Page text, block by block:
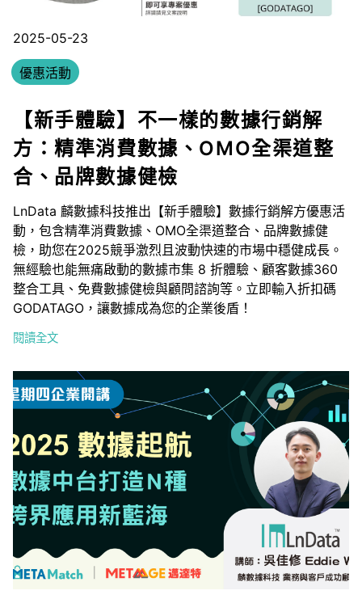
2025-05-23
優惠活動
【新手體驗】不一樣的數據行銷解
方：精準消費數據、OMO全渠道整
合、品牌數據健檢
LnData 麟數據科技推出【新手體驗】數據行銷解方優惠活
動，包含精準消費數據、OMO全渠道整合、品牌數據健
檢，助您在2025競爭激烈且波動快速的市場中穩健成長。
無經驗也能無痛啟動的數據市集 8 折體驗、顧客數據360
整合工具、免費數據健檢與顧問諮詢等。立即輸入折扣碼
GODATAGO，讓數據成為您的企業後盾！
閱讀全文